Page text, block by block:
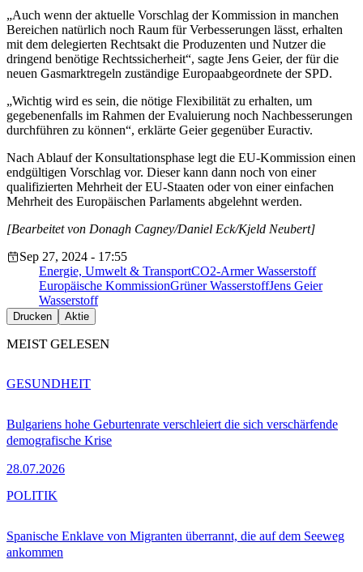
„Auch wenn der aktuelle Vorschlag der Kommission in manchen
Bereichen natürlich noch Raum für Verbesserungen lässt, erhalten
mit dem delegierten Rechtsakt die Produzenten und Nutzer die
dringend benötige Rechtssicherheit“, sagte Jens Geier, der für die
neuen Gasmarktregeln zuständige Europaabgeordnete der SPD.
„Wichtig wird es sein, die nötige Flexibilität zu erhalten, um
gegebenenfalls im Rahmen der Evaluierung noch Nachbesserungen
durchführen zu können“, erklärte Geier gegenüber Euractiv.
Nach Ablauf der Konsultationsphase legt die EU-Kommission einen
endgültigen Vorschlag vor. Dieser kann dann noch von einer
qualifizierten Mehrheit der EU-Staaten oder von einer einfachen
Mehrheit des Europäischen Parlaments abgelehnt werden.
[Bearbeitet von Donagh Cagney/Daniel Eck/Kjeld Neubert]
Sep 27, 2024 - 17:55
Energie, Umwelt & TransportCO2-Armer Wasserstoff
Europäische KommissionGrüner WasserstoffJens Geier
Wasserstoff
Drucken Aktie
MEIST GELESEN
Bulgariens hohe Geburtenrate verschleiert die sich verschärfende
demografische Krise
28.07.2026
GESUNDHEIT
Spanische Enklave von Migranten überrannt, die auf dem Seeweg
ankommen
POLITIK